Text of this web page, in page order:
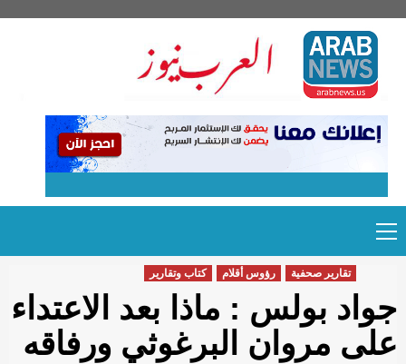
to
content
Menu
تقارير صحفية رؤوس أقلام كتاب وتقارير
جواد بولس : ماذا بعد الاعتداء
على مروان البرغوثي ورفاقه